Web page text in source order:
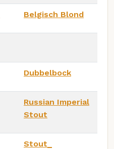
Belgisch Blond
Dubbelbock
Russian Imperial
Stout
Stout_